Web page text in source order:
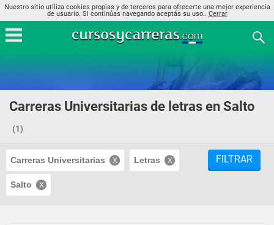
Nuestro sitio utiliza cookies propias y de terceros para ofrecerte una mejor experiencia
de usuario. Si continúas navegando aceptás su uso.. Cerrar
Carreras Universitarias de letras en Salto
(1)
Carreras Universitarias Letras
Salto
FILTRAR